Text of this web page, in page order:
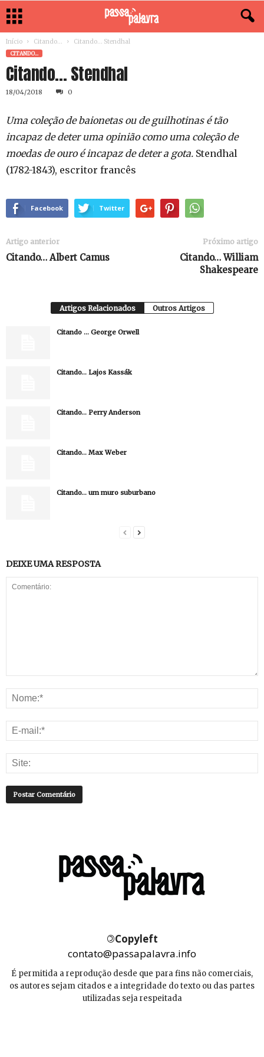
Início Citando... Citando… Stendhal
CITANDO...
Citando… Stendhal
18/04/2018 0
Uma coleção de baionetas ou de guilhotinas é tão
incapaz de deter uma opinião como uma coleção de
moedas de ouro é incapaz de deter a gota. Stendhal
(1782-1843), escritor francês
Facebook Twitter
Artigo anterior
Citando… Albert Camus
Próximo artigo
Citando… William
Shakespeare
Artigos Relacionados Outros Artigos
Citando … George Orwell
Citando… Lajos Kassák
Citando… Perry Anderson
Citando… Max Weber
Citando… um muro suburbano
DEIXE UMA RESPOSTA
©Copyleft
contato@passapalavra.info
É permitida a reprodução desde que para fins não comerciais,
os autores sejam citados e a integridade do texto ou das partes
utilizadas seja respeitada